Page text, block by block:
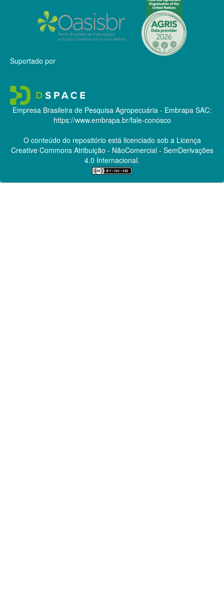
Suportado por
Empresa Brasileira de Pesquisa Agropecuária - Embrapa SAC:
https://www.embrapa.br/fale-conosco
O conteúdo do repositório está licenciado sob a Licença
Creative CommonsAtribuição - NãoComercial - SemDerivações
4.0 Internacional.